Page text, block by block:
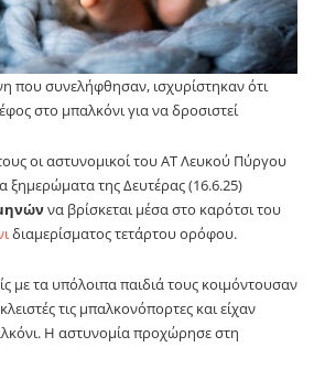
που συνελήφθησαν, ισχυρίστηκαν ότι
στο μπαλκόνι για να δροσιστεί
οι αστυνομικοί του ΑΤ Λευκού Πύργου
ξημερώματα της Δευτέρας (16.6.25)
να βρίσκεται μέσα στο καρότσι του
διαμερίσματος τετάρτου ορόφου.
με τα υπόλοιπα παιδιά τους κοιμόντουσαν
τις μπαλκονόπορτες και είχαν
Η αστυνομία προχώρησε στη